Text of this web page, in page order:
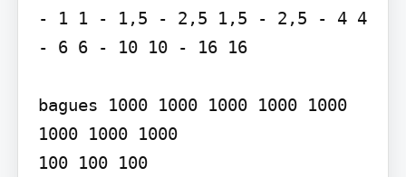
- 1 1 - 1,5 - 2,5 1,5 - 2,5 - 4 4
- 6 6 - 10 10 - 16 16
bagues 1000 1000 1000 1000 1000
1000 1000 1000
100 100 100